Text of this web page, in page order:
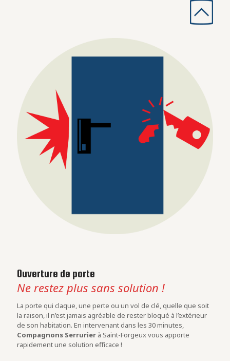
Ouverture de porte
Ne restez plus sans solution !
La porte qui claque, une perte ou un vol de clé, quelle que soit
la raison, il n’est jamais agréable de rester bloqué à l’extérieur
de son habitation. En intervenant dans les 30 minutes,
Compagnons Serrurier à Saint-Forgeux vous apporte
rapidement une solution efficace !